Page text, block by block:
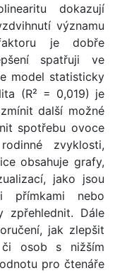
dokazují
významu
je dobře
spatřuji ve
model statisticky
(R² = 0,019) je
další možné
spotřebu ovoce
zvyklosti,
obsahuje grafy,
jako jsou
přímkami nebo
zpřehlednit. Dále
jak zlepšit
osob s nižším
pro čtenáře